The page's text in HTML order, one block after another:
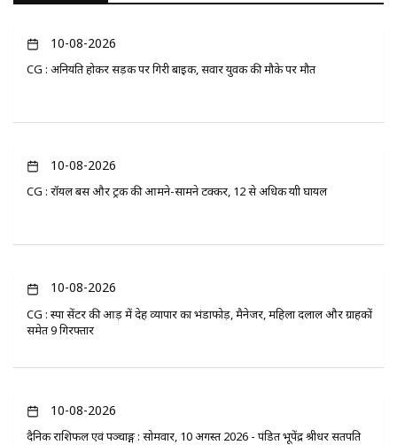
10-08-2026
CG : अनियंत्रित होकर सड़क पर गिरी बाइक, सवार युवक की मौके पर मौत
10-08-2026
CG : रॉयल बस और ट्रक की आमने-सामने टक्कर, 12 से अधिक यात्री घायल
10-08-2026
CG : स्पा सेंटर की आड़ में देह व्यापार का भंडाफोड़, मैनेजर, महिला दलाल और ग्राहकों
समेत 9 गिरफ्तार
10-08-2026
दैनिक राशिफल एवं पञ्चाङ्ग : सोमवार, 10 अगस्त 2026 - पंडित भूपेंद्र श्रीधर सतपति